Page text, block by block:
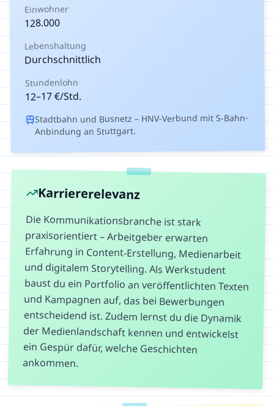
Einwohner
128.000
Lebenshaltung
Durchschnittlich
Stundenlohn
12–17€/Std.
Stadtbahn und Busnetz – HNV-Verbund mit S-Bahn-
Anbindung an Stuttgart.
Karriererelevanz
Die Kommunikationsbranche ist stark
praxisorientiert – Arbeitgeber erwarten
Erfahrung in Content-Erstellung, Medienarbeit
und digitalem Storytelling. Als Werkstudent
baust du ein Portfolio an veröffentlichten Texten
und Kampagnen auf, das bei Bewerbungen
entscheidend ist. Zudem lernst du die Dynamik
der Medienlandschaft kennen und entwickelst
ein Gespür dafür, welche Geschichten
ankommen.